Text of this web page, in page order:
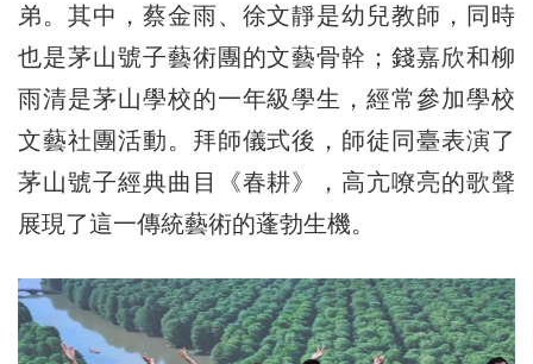
弟。其中，蔡金雨、徐文靜是幼兒教師，同時
也是茅山號子藝術團的文藝骨幹；錢嘉欣和柳
雨清是茅山學校的一年級學生，經常參加學校
文藝社團活動。拜師儀式後，師徒同臺表演了
茅山號子經典曲目《春耕》，高亢嘹亮的歌聲
展現了這一傳統藝術的蓬勃生機。